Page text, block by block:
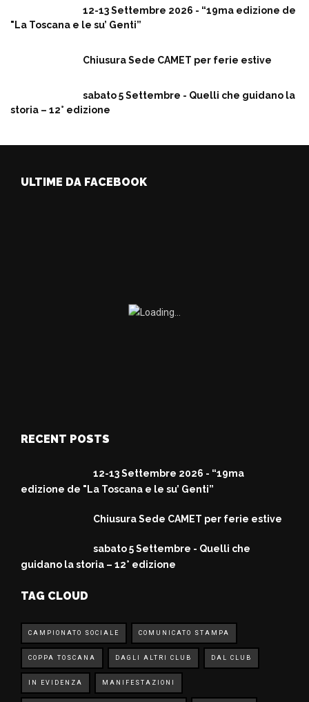
12-13 Settembre 2026 - “19ma edizione de
"La Toscana e le su’ Genti”
Chiusura Sede CAMET per ferie estive
sabato 5 Settembre - Quelli che guidano la
storia – 12° edizione
ULTIME DA FACEBOOK
RECENT POSTS
12-13 Settembre 2026 - “19ma
edizione de "La Toscana e le su’ Genti”
Chiusura Sede CAMET per ferie estive
sabato 5 Settembre - Quelli che
guidano la storia – 12° edizione
TAG CLOUD
CAMPIONATO SOCIALE COMUNICATO STAMPA
COPPA TOSCANA DAGLI ALTRI CLUB DAL CLUB
IN EVIDENZA MANIFESTAZIONI